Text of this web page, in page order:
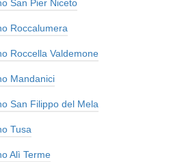
San Pier Niceto
Roccalumera
Roccella Valdemone
Mandanici
San Filippo del Mela
Tusa
Alì Terme